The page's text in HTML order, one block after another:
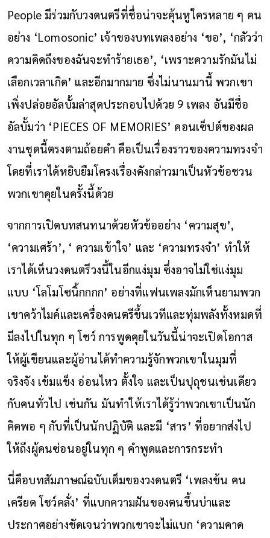
People มีร่วมกับวงดนตรีที่ชื่อน่าจะคุ้นหูใครหลาย ๆ คน
อย่าง ‘Lomosonic’ เจ้าของบทเพลงอย่าง ‘ขอ’, ‘กลัวว่า
ความคิดถึงของฉันจะทำร้ายเธอ’, ‘เพราะความรักมันไม่
เลือกเวลาเกิด’ และอีกมากมาย ซึ่งไม่นานมานี้ พวกเขา
เพิ่งปล่อยอัลบั้มล่าสุดประกอบไปด้วย 9 เพลง อันมีชื่อ
อัลบั้มว่า ‘PIECES OF MEMORIES’ คอนเซ็ปต์ของผล
งานชุดนี้ตรงตามถ้อยคำ คือเป็นเรื่องราวของความทรงจำ
โดยที่เราได้หยิบยืมโครงเรื่องดังกล่าวมาเป็นหัวข้อชวน
พวกเขาคุยในครั้งนี้ด้วย
จากการเปิดบทสนทนาด้วยหัวข้ออย่าง ‘ความสุข’,
‘ความเศร้า’, ‘ ความเข้าใจ’ และ ‘ความทรงจำ’ ทำให้
เราได้เห็นวงดนตรีวงนี้ในอีกแง่มุม ซึ่งอาจไม่ใช่แง่มุม
แบบ ‘โลโมโซนิ้กกกก’ อย่างที่แฟนเพลงมักเห็นยามพวก
เขาคว้าไมค์และเครื่องดนตรีขึ้นเวทีและทุ่มพลังทั้งหมดที่
มีลงไปในทุก ๆ โชว์ การพูดคุยในวันนี้น่าจะเปิดโอกาส
ให้ผู้เขียนและผู้อ่านได้ทำความรู้จักพวกเขาในมุมที่
จริงจัง เข้มแข็ง อ่อนไหว ตั้งใจ และเป็นปุถุชนเช่นเดียว
กับคนทั่วไป เช่นกัน มันทำให้เราได้รู้ว่าพวกเขาเป็นนัก
คิดพอ ๆ กับที่เป็นนักปฏิบัติ และมี ‘สาร’ ที่อยากส่งไป
ให้ถึงผู้คนซ่อนอยู่ในทุก ๆ คำพูดและการกระทำ
นี่คือบทสัมภาษณ์ฉบับเต็มของวงดนตรี ‘เพลงข้น คน
เครียด โชว์คลั่ง’ ที่แบกความฝันของตนขึ้นบ่าและ
ประกาศอย่างชัดเจนว่าพวกเขาจะไม่แบก ‘ความคาด